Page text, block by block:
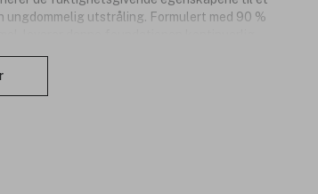
ungdommelig utstråling. Formulert med 90 %
aktive ingredienser som
hud-boosterkompleks. Dette komplekset er